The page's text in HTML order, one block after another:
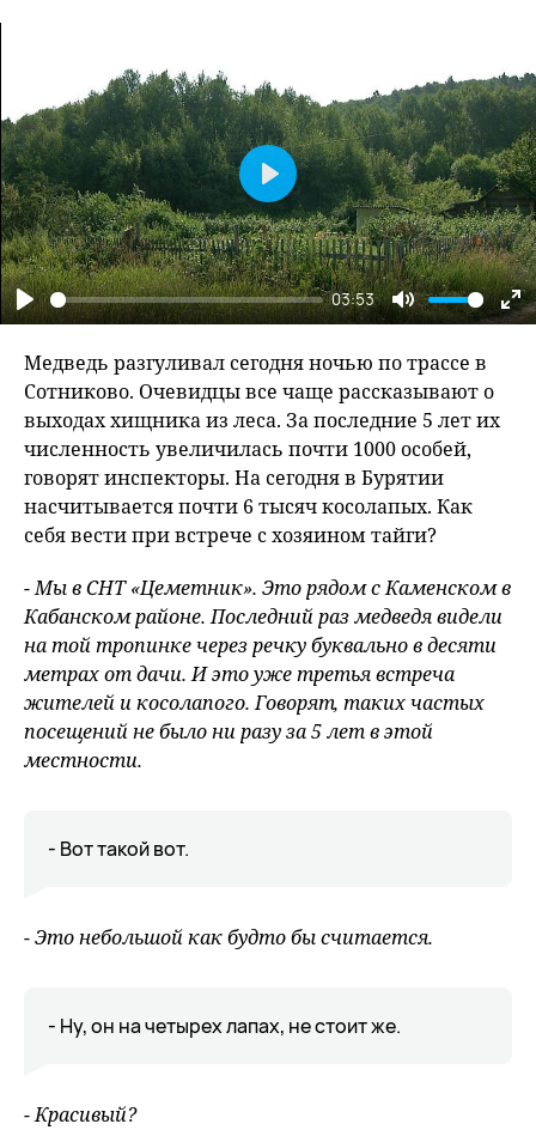
Play
03:53
Mute
Play
Медведь разгуливал сегодня ночью по трассе в
Сотниково. Очевидцы все чаще рассказывают о
выходах хищника из леса. За последние 5 лет их
численность увеличилась почти 1000 особей,
говорят инспекторы. На сегодня в Бурятии
насчитывается почти 6 тысяч косолапых. Как
себя вести при встрече с хозяином тайги?
- Мы в СНТ «Цеметник». Это рядом с Каменском в
Кабанском районе. Последний раз медведя видели
на той тропинке через речку буквально в десяти
метрах от дачи. И это уже третья встреча
жителей и косолапого. Говорят, таких частых
посещений не было ни разу за 5 лет в этой
местности.
- Вот такой вот.
- Это небольшой как будто бы считается.
- Ну, он на четырех лапах, не стоит же.
- Красивый?